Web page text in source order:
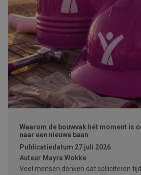
Waarom de bouwvak hét moment is
naar een nieuwe baan
Publicatiedatum 27 juli 2026
Auteur Mayra Wokke
Veel mensen denken dat solliciteren